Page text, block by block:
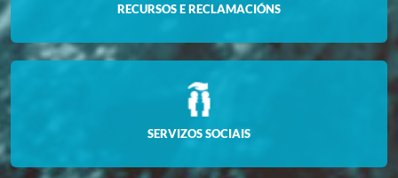
RECURSOS E RECLAMACIÓNS
SERVIZOS SOCIAIS